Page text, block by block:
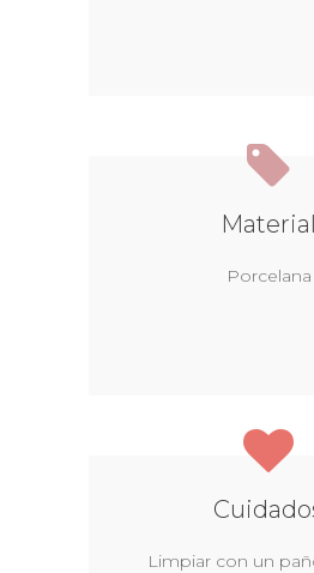
Material
Porcelana
Limpiar con un